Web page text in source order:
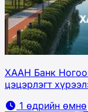
ХААН Банк
цэцэрлэгт
1 өдрийн өмнө